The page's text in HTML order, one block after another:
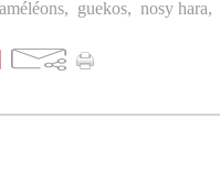
, guekos, nosy hara,